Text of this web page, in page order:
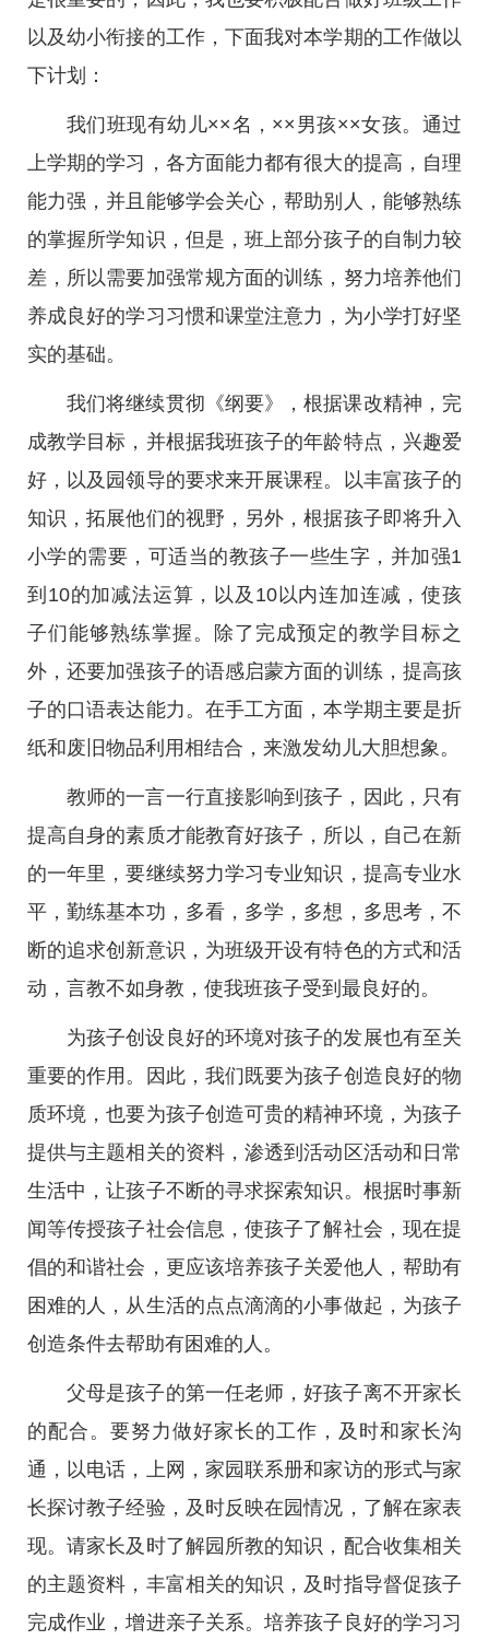
以及幼小衔接的工作，下面我对本学期的工作做以
下计划：
我们班现有幼儿××名，××男孩××女孩。通过
上学期的学习，各方面能力都有很大的提高，自理
能力强，并且能够学会关心，帮助别人，能够熟练
的掌握所学知识，但是，班上部分孩子的自制力较
差，所以需要加强常规方面的训练，努力培养他们
养成良好的学习习惯和课堂注意力，为小学打好坚
实的基础。
我们将继续贯彻《纲要》，根据课改精神，完
成教学目标，并根据我班孩子的年龄特点，兴趣爱
好，以及园领导的要求来开展课程。以丰富孩子的
知识，拓展他们的视野，另外，根据孩子即将升入
小学的需要，可适当的教孩子一些生字，并加强1
到10的加减法运算，以及10以内连加连减，使孩
子们能够熟练掌握。除了完成预定的教学目标之
外，还要加强孩子的语感启蒙方面的训练，提高孩
子的口语表达能力。在手工方面，本学期主要是折
纸和废旧物品利用相结合，来激发幼儿大胆想象。
教师的一言一行直接影响到孩子，因此，只有
提高自身的素质才能教育好孩子，所以，自己在新
的一年里，要继续努力学习专业知识，提高专业水
平，勤练基本功，多看，多学，多想，多思考，不
断的追求创新意识，为班级开设有特色的方式和活
动，言教不如身教，使我班孩子受到最良好的。
为孩子创设良好的环境对孩子的发展也有至关
重要的作用。因此，我们既要为孩子创造良好的物
质环境，也要为孩子创造可贵的精神环境，为孩子
提供与主题相关的资料，渗透到活动区活动和日常
生活中，让孩子不断的寻求探索知识。根据时事新
闻等传授孩子社会信息，使孩子了解社会，现在提
倡的和谐社会，更应该培养孩子关爱他人，帮助有
困难的人，从生活的点点滴滴的小事做起，为孩子
创造条件去帮助有困难的人。
父母是孩子的第一任老师，好孩子离不开家长
的配合。要努力做好家长的工作，及时和家长沟
通，以电话，上网，家园联系册和家访的形式与家
长探讨教子经验，及时反映在园情况，了解在家表
现。请家长及时了解园所教的知识，配合收集相关
的主题资料，丰富相关的知识，及时指导督促孩子
完成作业，增进亲子关系。培养孩子良好的学习习